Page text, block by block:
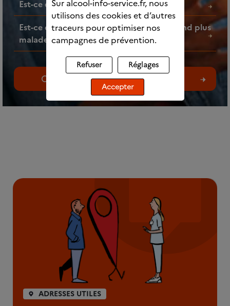
Est-ce que l’alcool fait grossir ?
Est-ce que faire des mélanges d’alcools rend plus
malade ?
Consultez toutes les questions
ADRESSES UTILES
Sur alcool-info-service.fr, nous
utilisons des cookies et d’autres
traceurs pour optimiser nos
campagnes de prévention.
Refuser Réglages
Accepter